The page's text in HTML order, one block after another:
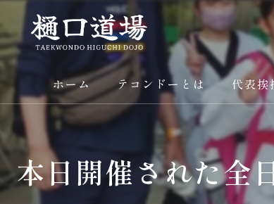
ホーム テコンドーとは 代表挨
本日開催された全